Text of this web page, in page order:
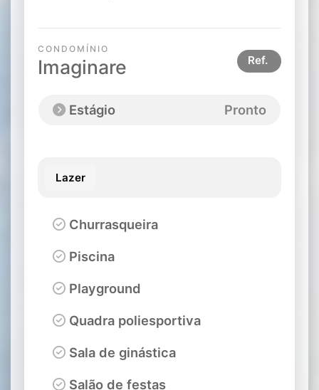
CONDOMÍNIO
Imaginare Ref.
Estágio Pronto
Lazer
Churrasqueira
Piscina
Playground
Quadra poliesportiva
Sala de ginástica
Salão de festas